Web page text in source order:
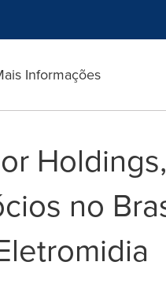
Informações
Holdings,
no